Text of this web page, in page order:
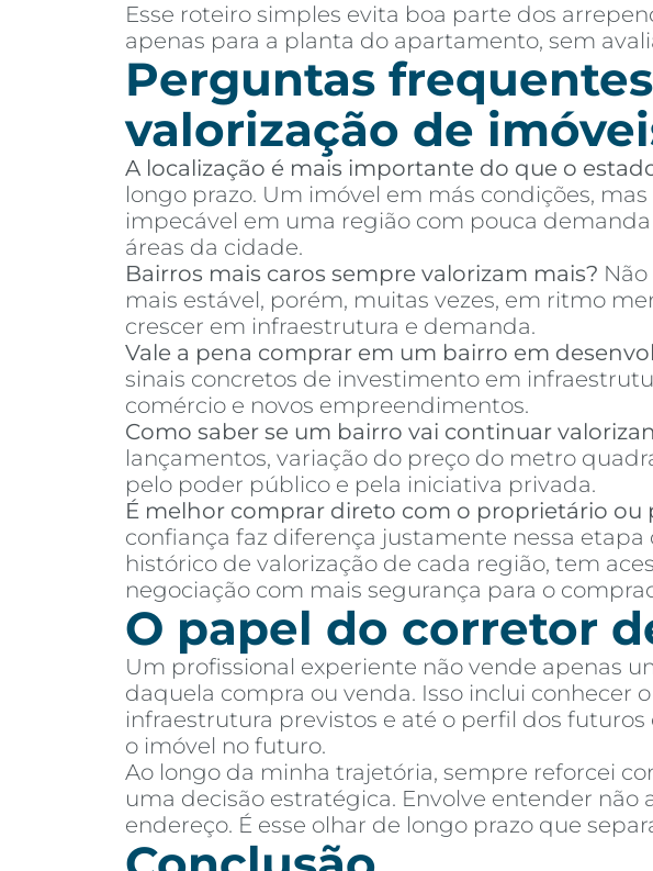
Esse roteiro simples evita boa parte dos
apenas para a planta do apartamento, sem
Perguntas
valorização de
A localização é mais importante do que o
longo prazo. Um imóvel em más condições,
impecável em uma região com pouca
áreas da cidade.
Bairros mais caros sempre valorizam mais?
mais estável, porém, muitas vezes, em ritmo
crescer em infraestrutura e demanda.
Vale a pena comprar em um bairro em
sinais concretos de investimento em
comércio e novos empreendimentos.
Como saber se um bairro vai continuar
lançamentos, variação do preço do metro
pelo poder público e pela iniciativa privada.
É melhor comprar direto com o proprietário ou
confiança faz diferença justamente nessa
histórico de valorização de cada região, tem
negociação com mais segurança para o
O papel do corretor
Um profissional experiente não vende apenas
daquela compra ou venda. Isso inclui conhecer
infraestrutura previstos e até o perfil dos
o imóvel no futuro.
Ao longo da minha trajetória, sempre reforcei
uma decisão estratégica. Envolve entender
endereço. É esse olhar de longo prazo que